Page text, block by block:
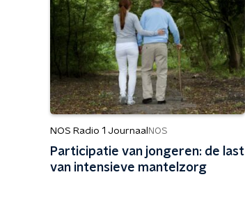
NOS Radio 1 Journaal NOS
Participatie van jongeren: de last
van intensieve mantelzorg